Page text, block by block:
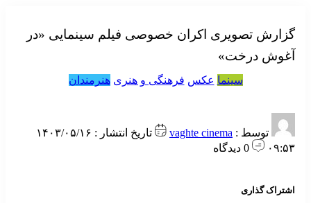
گزارش تصویری اکران خصوصی فیلم سینمایی «در
آغوش درخت»
سینما عکس فرهنگی و هنری هنرمندان
توسط : vaghte cinema
تاریخ انتشار : ۱۴۰۳/۰۵/۱۶
۰۹:۵۳
0 دیدگاه
اشتراک گذاری